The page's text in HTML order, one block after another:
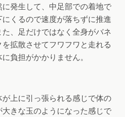
発生して、中足部での着地で
くるので速度が落ちずに推進
、足だけではなく全身がバネ
拡散させてフワフワと走れる
負担がかかりません。
上に引っ張られる感じで体の
きな玉のようになった感じで